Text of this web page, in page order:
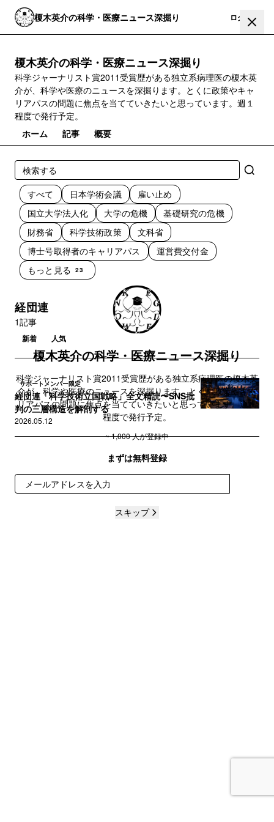
榎木英介の科学・医療ニュース深掘り ログイン
榎木英介の科学・医療ニュース深掘り
科学ジャーナリスト賞2011受賞歴がある独立系病理医の榎木英
介が、科学や医療のニュースを深掘ります。とくに政策やキャ
リアパスの問題に焦点を当てていきたいと思っています。週１
程度で発行予定。
ホーム
記事 概要
すべて 日本学術会議
雇い止め
国立大学法人化
大学の危機
基礎研究の危機
財務省
科学技術政策
文科省
博士号取得者のキャリアパス
運営費交付金
もっと見る 23
経団連
1記事
新着 人気
サポートメンバー限定
経団連「科学技術立国戦略」全文精読〜SNS批
判の三層構造を解剖する
2026.05.12
榎木英介の科学・医療ニュース深掘り
科学ジャーナリスト賞2011受賞歴がある独立系病理医の榎木英
介が、科学や医療のニュースを深掘ります。とくに政策やキャ
リアパスの問題に焦点を当てていきたいと思っています。週１
程度で発行予定。
~ 1,000 人が登録中
まずは無料登録
スキップ